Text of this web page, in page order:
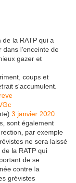
de la RATP qui a
l’enceinte de
gazer et
coups et
s'accumulent.
3 janvier 2020
sont également
par exemple
ne sera laissé
la RATP qui
de se
contre la
grévistes